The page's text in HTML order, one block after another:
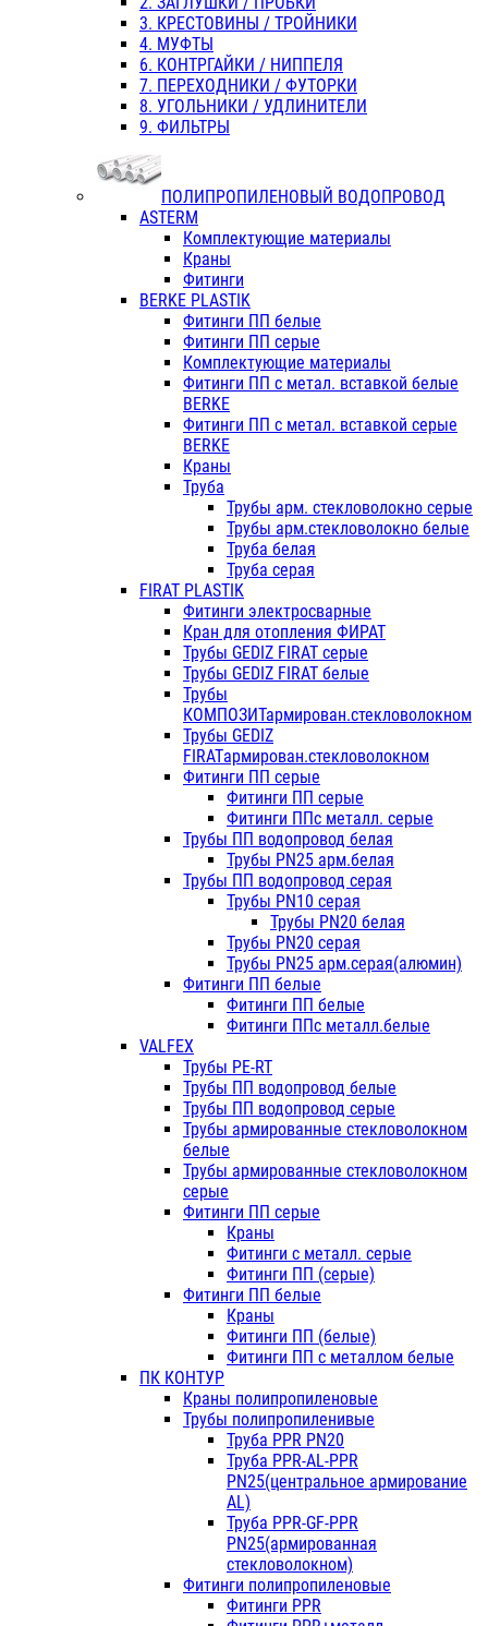
3. КРЕСТОВИНЫ / ТРОЙНИКИ
4. МУФТЫ
6. КОНТРГАЙКИ / НИППЕЛЯ
7. ПЕРЕХОДНИКИ / ФУТОРКИ
8. УГОЛЬНИКИ / УДЛИНИТЕЛИ
9. ФИЛЬТРЫ
ПОЛИПРОПИЛЕНОВЫЙ ВОДОПРОВОД
ASTERM
Комплектующие материалы
Краны
Фитинги
BERKE PLASTIK
Фитинги ПП белые
Фитинги ПП серые
Комплектующие материалы
Фитинги ПП с метал. вставкой белые
BERKE
Фитинги ПП с метал. вставкой серые
BERKE
Краны
Труба
Трубы арм. стекловолокно серые
Трубы арм.стекловолокно белые
Труба белая
Труба серая
FIRAT PLASTIK
Фитинги электросварные
Кран для отопления ФИРАТ
Трубы GEDIZ FIRAT серые
Трубы GEDIZ FIRAT белые
Трубы
КОМПОЗИТармирован.стекловолокном
Трубы GEDIZ
FIRATармирован.стекловолокном
Фитинги ПП серые
Фитинги ПП серые
Фитинги ППс металл. серые
Трубы ПП водопровод белая
Трубы PN25 арм.белая
Трубы ПП водопровод серая
Трубы PN10 серая
Трубы PN20 белая
Трубы PN20 серая
Трубы PN25 арм.серая(алюмин)
Фитинги ПП белые
Фитинги ПП белые
Фитинги ППс металл.белые
VALFEX
Трубы PE-RT
Трубы ПП водопровод белые
Трубы ПП водопровод серые
Трубы армированные стекловолокном
белые
Трубы армированные стекловолокном
серые
Фитинги ПП серые
Краны
Фитинги с металл. серые
Фитинги ПП (серые)
Фитинги ПП белые
Краны
Фитинги ПП (белые)
Фитинги ПП с металлом белые
ПК КОНТУР
Краны полипропиленовые
Трубы полипропиленивые
Труба PPR PN20
Труба PPR-AL-PPR
PN25(центральное армирование
AL)
Труба PPR-GF-PPR
PN25(армированная
стекловолокном)
Фитинги полипропиленовые
Фитинги PPR